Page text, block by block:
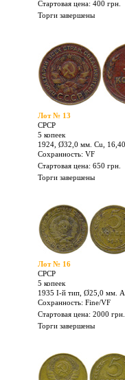
Лот № 10
СРСР
3 копейки
Сохранность: VF/XF
Стартовая цена: 400 грн.
Торги завершены
Лот № 13
СРСР
5 копеек
1924, Ø32,0 мм. Cu, 16,40 г.
Сохранность: VF
Стартовая цена: 650 грн.
Торги завершены